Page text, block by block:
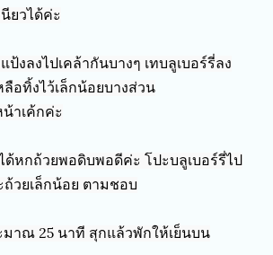
ยวได้ค่ะ
ป้งลงไปเคล้ากันบางๆ เทบลูเบอร์รี่ลง
อทิ้งไว้เล็กน้อยบางส่วน
าเค้กค่ะ
หกถ้วยพอดิบพอดีค่ะ โปะบลูเบอร์รี่ไป
วยเล็กน้อย ตามชอบ
มาณ 25 นาที สุกแล้วพักให้เย็นบน